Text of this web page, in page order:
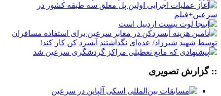
:: گزارش تصویری